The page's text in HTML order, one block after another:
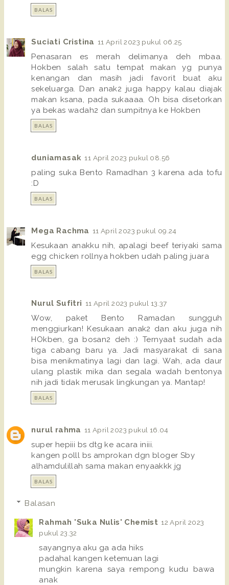
BALAS
Suciati Cristina 11 April 2023 pukul 06.25
Penasaran es merah delimanya deh mbaa.
Hokben salah satu tempat makan yg punya
kenangan dan masih jadi favorit buat aku
sekeluarga. Dan anak2 juga happy kalau diajak
makan ksana, pada sukaaaa. Oh bisa disetorkan
ya bekas wadah2 dan sumpitnya ke Hokben
BALAS
duniamasak 11 April 2023 pukul 08.56
paling suka Bento Ramadhan 3 karena ada tofu
:D
BALAS
Mega Rachma 11 April 2023 pukul 09.24
Kesukaan anakku nih, apalagi beef teriyaki sama
egg chicken rollnya hokben udah paling juara
BALAS
Nurul Sufitri 11 April 2023 pukul 13.37
Wow, paket Bento Ramadan sungguh
menggiurkan! Kesukaan anak2 dan aku juga nih
HOkben, ga bosan2 deh :) Ternyaat sudah ada
tiga cabang baru ya. Jadi masyarakat di sana
bisa menikmatinya lagi dan lagi. Wah, ada daur
ulang plastik mika dan segala wadah bentonya
nih jadi tidak merusak lingkungan ya. Mantap!
BALAS
nurul rahma 11 April 2023 pukul 16.04
super hepiii bs dtg ke acara iniii.
kangen polll bs amprokan dgn bloger Sby
alhamdulillah sama makan enyaakkk jg
BALAS
Balasan
Rahmah 'Suka Nulis' Chemist 12 April 2023
pukul 23.32
sayangnya aku ga ada hiks
padahal kangen ketemuan lagi
mungkin karena saya rempong kudu bawa
anak